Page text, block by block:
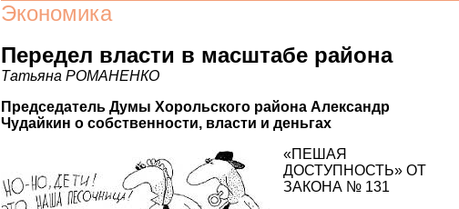
Экономика
Передел власти в масштабе района
Татьяна РОМАНЕНКО
Председатель Думы Хорольского района Александр
Чудайкин о собственности, власти и деньгах
«ПЕШАЯ
ДОСТУПНОСТЬ» ОТ
ЗАКОНА № 131